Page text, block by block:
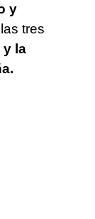
y
tres
y la